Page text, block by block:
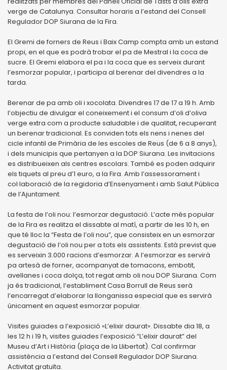
verge de Catalunya. Consultar horaris a l’estand del Consell
Regulador DOP Siurana de la Fira.
El Gremi de forners de Reus i Baix Camp compta amb un estand
propi, en el que es podrà trobar el pa de Mestral i la coca de
sucre. El Gremi elabora el pa i la coca que es serveix durant
l’esmorzar popular, i participa al berenar del divendres a la
tarda.
Berenar de pa amb oli i xocolata. Divendres 17 de 17 a 19 h. Amb
l’objectiu de divulgar el coneixement i el consum d’oli d’oliva
verge extra com a producte saludable i de qualitat, recuperant
un berenar tradicional. Es conviden tots els nens i nenes del
cicle infantil de Primària de les escoles de Reus (de 6 a 8 anys),
i dels municipis que pertanyen a la DOP Siurana. Les invitacions
es distribueixen als centres escolars. També es poden adquirir
els tiquets al preu d’1 euro, a la Fira. Amb l’assessorament i
col·laboració de la regidoria d’Ensenyament i amb Salut Pública
de l’Ajuntament.
La festa de l’oli nou: l’esmorzar degustació. L’acte més popular
de la Fira es realitza el dissabte al matí, a partir de les 10 h, en
que té lloc la “Festa de l’oli nou”, que consisteix en un esmorzar
degustació de l’oli nou per a tots els assistents. Està previst que
es serveixin 3.000 racions d’esmorzar. A l’esmorzar es servirà
pa artesà de forner, acompanyat de tomacons, embotit,
avellanes i coca dolça, tot regat amb oli nou DOP Siurana. Com
ja és tradicional, l’establiment Casa Borrull de Reus serà
l’encarregat d’elaborar la llonganissa especial que es servirà
únicament en aquest esmorzar popular.
Visites guiades a l’exposició «L’elixir daurat». Dissabte dia 18, a
les 12 h i 19 h, visites guiades l’exposició “L’elixir daurat” del
Museu d’Art i Història (plaça de la Llibertat). Cal confirmar
assistència a l’estand del Consell Regulador DOP Siurana.
Activitat gratuïta.